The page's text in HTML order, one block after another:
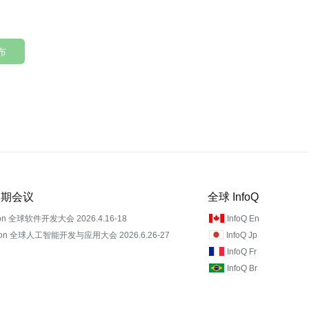
会议
全球软件开发大会 2026.4.16-18
全球人工智能开发与应用大会 2026.6.26-27
全球 InfoQ
InfoQ En
InfoQ Jp
InfoQ Fr
InfoQ Br